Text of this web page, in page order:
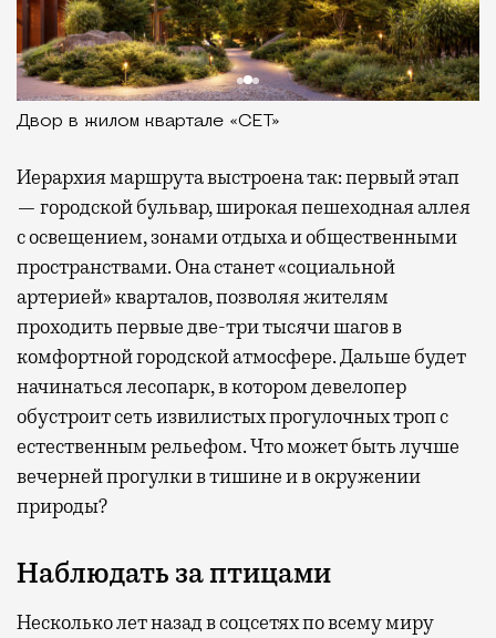
Двор в жилом квартале «СЕТ»
Иерархия маршрута выстроена так: первый этап
— городской бульвар, широкая пешеходная аллея
с освещением, зонами отдыха и общественными
пространствами. Она станет «социальной
артерией» кварталов, позволяя жителям
проходить первые две-три тысячи шагов в
комфортной городской атмосфере. Дальше будет
начинаться лесопарк, в котором девелопер
обустроит сеть извилистых прогулочных троп с
естественным рельефом. Что может быть лучше
вечерней прогулки в тишине и в окружении
природы?
Наблюдать за птицами
Несколько лет назад в соцсетях по всему миру